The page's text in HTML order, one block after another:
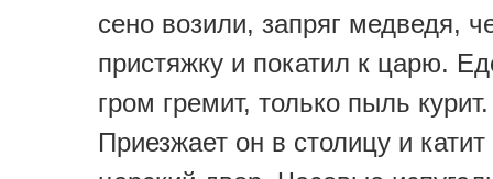
сено возили, запряг медведя,
пристяжку и покатил к царю.
гром гремит, только пыль курит.
Приезжает он в столицу и